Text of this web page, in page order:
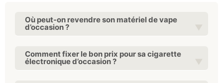
Où peut-on revendre son matériel de vape
d’occasion ?
Comment fixer le bon prix pour sa cigarette
électronique d’occasion ?